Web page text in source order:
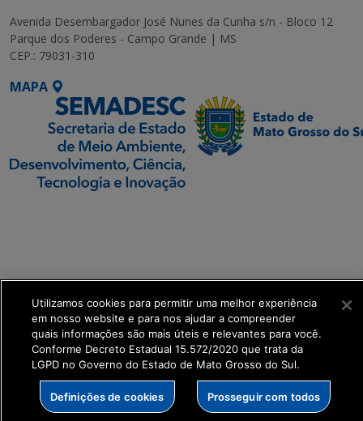
Avenida Desembargador José Nunes da Cunha s/n - Bloco 12
Parque dos Poderes - Campo Grande | MS
CEP.: 79031-310
MAPA
Utilizamos cookies para permitir uma melhor experiência
em nosso website e para nos ajudar a compreender
quais informações são mais úteis e relevantes para você.
Conforme Decreto Estadual 15.572/2020 que trata da
LGPD no Governo do Estado de Mato Grosso do Sul.
Definições de cookies Prosseguir com todos